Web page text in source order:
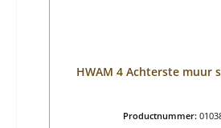
HWAM 4 Achterste muur
Productnummer: